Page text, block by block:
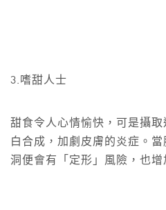
3.嗜甜人士
甜食令人心情愉快，可是攝
白合成，加劇皮膚的炎症。
洞便會有「定形」風險，也增